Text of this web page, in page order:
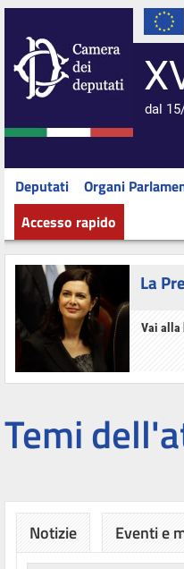
dal
Deputati Organi
Accesso rapido
La
Vai alla
Temi
Notizie Eventi e